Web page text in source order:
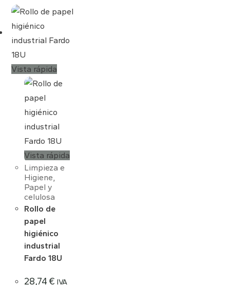
Vista rápida
Vista rápida
Limpieza e
Higiene,
Papel y
celulosa
Rollo de
papel
higiénico
industrial
Fardo 18U
28,74€ IVA